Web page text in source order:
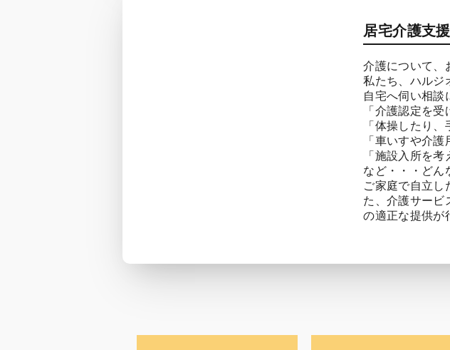
居宅介護支
介護について、
私たち、ハルジ
自宅へ伺い相談
「介護認定を
「体操したり
「車いすや介
「施設入所を
など・・・どん
ご家庭で自立し
た、介護サービ
の適正な提供が